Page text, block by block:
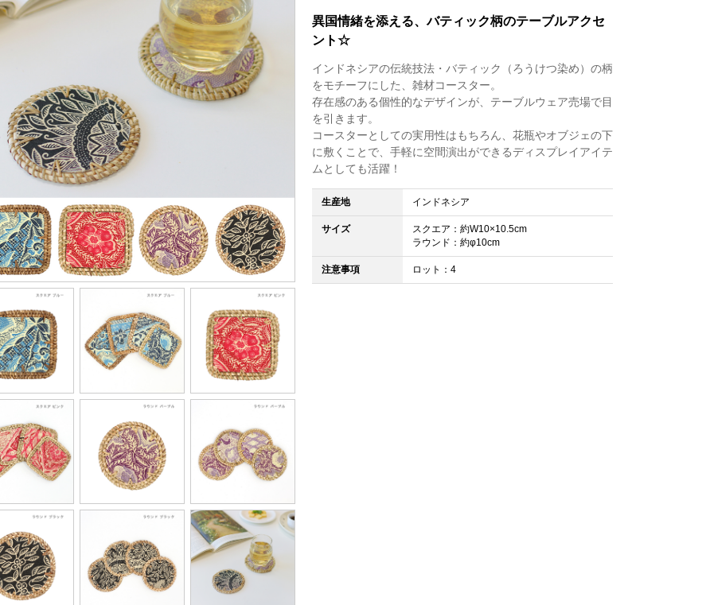
異国情緒を添える、バティック柄のテーブルアクセ
ント☆
インドネシアの伝統技法・バティック（ろうけつ染め）の柄
をモチーフにした、雑材コースター。
存在感のある個性的なデザインが、テーブルウェア売場で目
を引きます。
コースターとしての実用性はもちろん、花瓶やオブジェの下
に敷くことで、手軽に空間演出ができるディスプレイアイテ
ムとしても活躍！
生産地 インドネシア
サイズ
スクエア：約W10×10.5cm
ラウンド：約φ10cm
注意事項 ロット：4